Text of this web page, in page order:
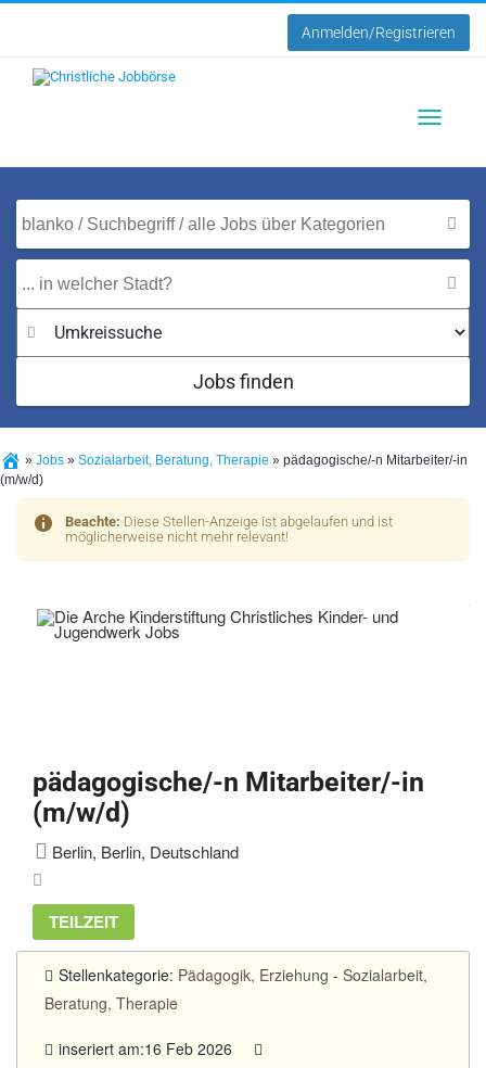
Anmelden/Registrieren
Jobs finden
» Jobs » Sozialarbeit, Beratung, Therapie » pädagogische/-n Mitarbeiter/-in
(m/w/d)
Beachte: Diese Stellen-Anzeige ist abgelaufen und ist
möglicherweise nicht mehr relevant!
pädagogische/-n Mitarbeiter/-in
(m/w/d)
Berlin, Berlin, Deutschland
TEILZEIT
Stellenkategorie: Pädagogik, Erziehung - Sozialarbeit,
Beratung, Therapie
inseriert am:16 Feb 2026